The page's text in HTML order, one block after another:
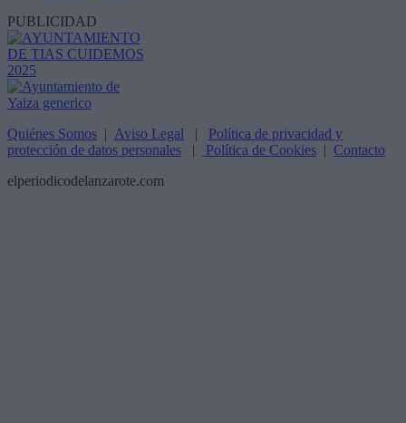
PUBLICIDAD
Quiénes Somos | Aviso Legal | Política de privacidad y
protección de datos personales | Política de Cookies | Contacto
elperiodicodelanzarote.com